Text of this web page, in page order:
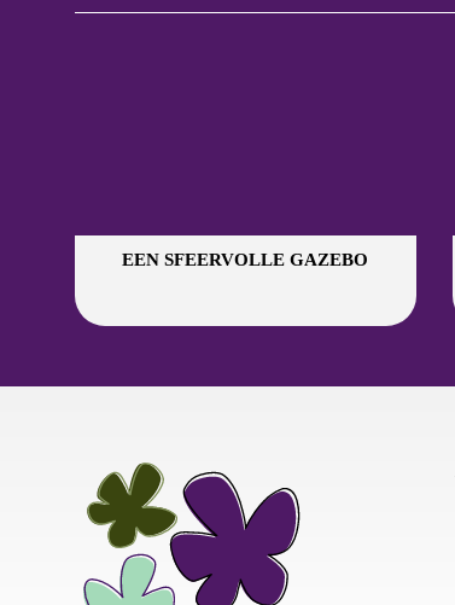
EEN SFEERVOLLE GAZEBO